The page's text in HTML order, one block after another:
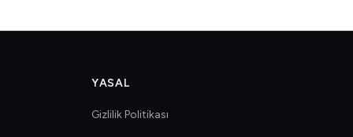
YASAL
Gizlilik Politikası